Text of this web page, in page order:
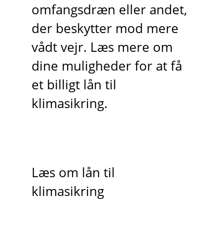
omfangsdræn eller andet,
der beskytter mod mere
vådt vejr. Læs mere om
dine muligheder for at få
et billigt lån til
klimasikring.
Læs om lån til
klimasikring